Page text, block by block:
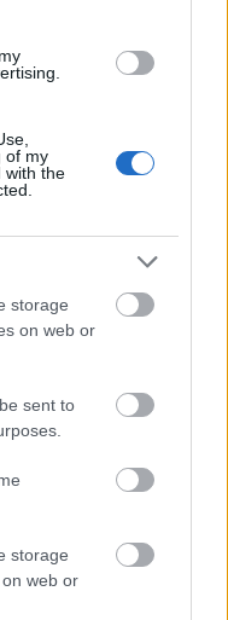
of my
with the
storage
on web or
sent to
storage
web or
furcsa
a “barátságos”,
az